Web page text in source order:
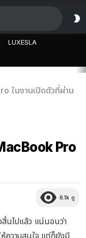
LUXESLA
ในงานเปิดตัวที่ผ่าน
Pro
6.1k ดู
สิ้นไปแล้ว แน่นอนว่า
ความสนใจ แต่ก็ยังมี